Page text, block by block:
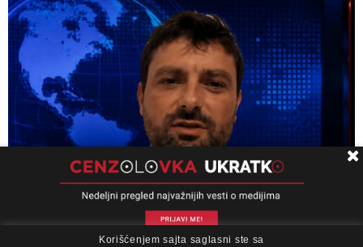
Impresum Podrška Kontakt Newsletter
Korišćenjem sajta saglasni ste sa